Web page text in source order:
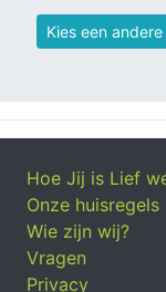
Kies een
Hoe Jij is Lief
Onze huisregels
Wie zijn wij?
Vragen
Privacy